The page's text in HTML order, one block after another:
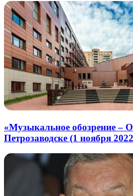
«Музыкальное обозрение –
Петрозаводске (1 ноября